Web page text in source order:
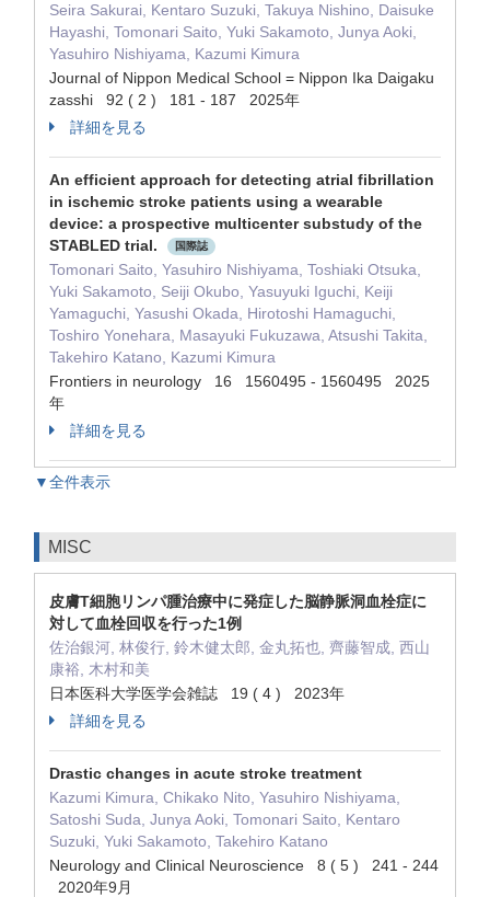
Seira Sakurai, Kentaro Suzuki, Takuya Nishino, Daisuke
Hayashi, Tomonari Saito, Yuki Sakamoto, Junya Aoki,
Yasuhiro Nishiyama, Kazumi Kimura
Journal of Nippon Medical School = Nippon Ika Daigaku
zasshi 92 ( 2 ) 181 - 187 2025年
詳細を見る
An efficient approach for detecting atrial fibrillation
in ischemic stroke patients using a wearable
device: a prospective multicenter substudy of the
STABLED trial.
国際誌
Tomonari Saito, Yasuhiro Nishiyama, Toshiaki Otsuka,
Yuki Sakamoto, Seiji Okubo, Yasuyuki Iguchi, Keiji
Yamaguchi, Yasushi Okada, Hirotoshi Hamaguchi,
Toshiro Yonehara, Masayuki Fukuzawa, Atsushi Takita,
Takehiro Katano, Kazumi Kimura
Frontiers in neurology 16 1560495 - 1560495 2025
年
詳細を見る
▼全件表示
MISC
皮膚T細胞リンパ腫治療中に発症した脳静脈洞血栓症に
対して血栓回収を行った1例
佐治銀河, 林俊行, 鈴木健太郎, 金丸拓也, 齊藤智成, 西山
康裕, 木村和美
日本医科大学医学会雑誌 19 ( 4 ) 2023年
詳細を見る
Drastic changes in acute stroke treatment
Kazumi Kimura, Chikako Nito, Yasuhiro Nishiyama,
Satoshi Suda, Junya Aoki, Tomonari Saito, Kentaro
Suzuki, Yuki Sakamoto, Takehiro Katano
Neurology and Clinical Neuroscience 8 ( 5 ) 241 - 244
2020年9月